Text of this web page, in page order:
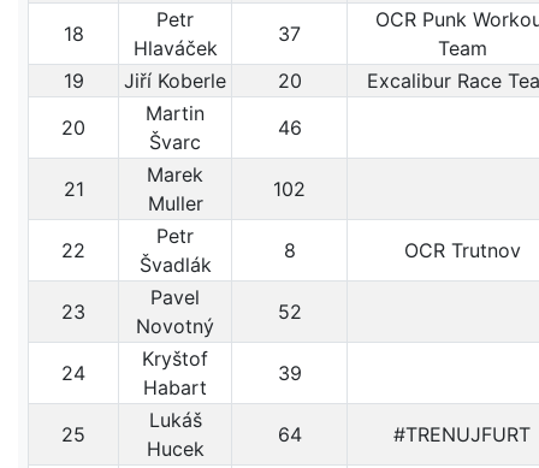
18
Petr
Hlaváček
37
OCR Punk
Team
19
Jiří Koberle 20
Excalibur Race
20
Martin
Švarc
46
21
Marek
Muller
102
22
Petr
Švadlák
8 OCR Trutnov
23
Pavel
Novotný
52
24
Kryštof
Habart
39
25
Lukáš
Hucek
64 #TRENUJFURT